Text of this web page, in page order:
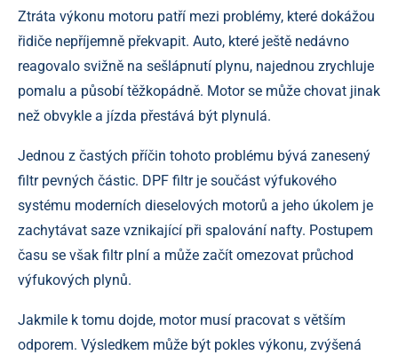
Ztráta výkonu motoru patří mezi problémy, které dokážou
řidiče nepříjemně překvapit. Auto, které ještě nedávno
reagovalo svižně na sešlápnutí plynu, najednou zrychluje
pomalu a působí těžkopádně. Motor se může chovat jinak
než obvykle a jízda přestává být plynulá.
Jednou z častých příčin tohoto problému bývá zanesený
filtr pevných částic. DPF filtr je součást výfukového
systému moderních dieselových motorů a jeho úkolem je
zachytávat saze vznikající při spalování nafty. Postupem
času se však filtr plní a může začít omezovat průchod
výfukových plynů.
Jakmile k tomu dojde, motor musí pracovat s větším
odporem. Výsledkem může být pokles výkonu, zvýšená